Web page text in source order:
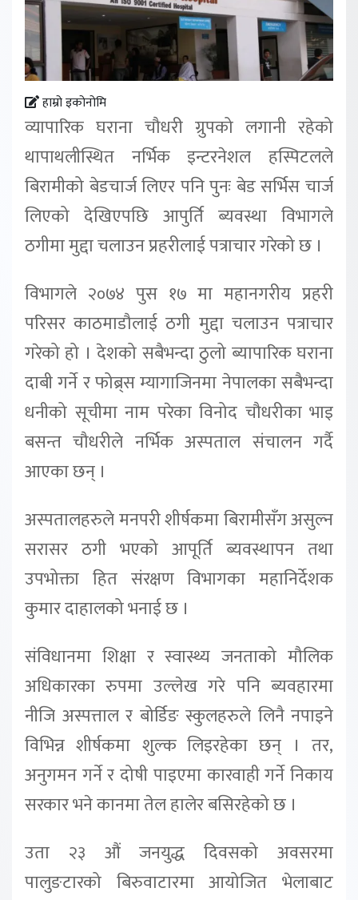
हाम्रो इकोनोमि
व्यापारिक घराना चौधरी ग्रुपको लगानी रहेको
थापाथलीस्थित नर्भिक इन्टरनेशल हस्पिटलले
बिरामीको बेडचार्ज लिएर पनि पुनः बेड सर्भिस चार्ज
लिएको देखिएपछि आपुर्ति ब्यवस्था विभागले
ठगीमा मुद्दा चलाउन प्रहरीलाई पत्राचार गरेको छ ।
विभागले २०७४ पुस १७ मा महानगरीय प्रहरी
परिसर काठमाडौलाई ठगी मुद्दा चलाउन पत्राचार
गरेको हो । देशको सबैभन्दा ठुलो ब्यापारिक घराना
दाबी गर्ने र फोब्र्स म्यागाजिनमा नेपालका सबैभन्दा
धनीको सूचीमा नाम परेका विनोद चौधरीका भाइ
बसन्त चौधरीले नर्भिक अस्पताल संचालन गर्दै
आएका छन् ।
अस्पतालहरुले मनपरी शीर्षकमा बिरामीसँग असुल्न
सरासर ठगी भएको आपूर्ति ब्यवस्थापन तथा
उपभोक्ता हित संरक्षण विभागका महानिर्देशक
कुमार दाहालको भनाई छ ।
संविधानमा शिक्षा र स्वास्थ्य जनताको मौलिक
अधिकारका रुपमा उल्लेख गरे पनि ब्यवहारमा
नीजि अस्पत्ताल र बोर्डिङ स्कुलहरुले लिनै नपाइने
विभिन्न शीर्षकमा शुल्क लिइरहेका छन् । तर,
अनुगमन गर्ने र दोषी पाइएमा कारवाही गर्ने निकाय
सरकार भने कानमा तेल हालेर बसिरहेको छ ।
उता २३ औं जनयुद्ध दिवसको अवसरमा
पालुङटारको बिरुवाटारमा आयोजित भेलाबाट